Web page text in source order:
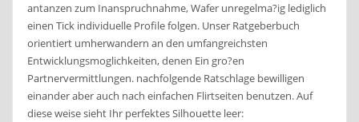
antanzen zum Inanspruchnahme, Wafer unregelma?ig lediglich
einen Tick individuelle Profile folgen. Unser Ratgeberbuch
orientiert umherwandern an den umfangreichsten
Entwicklungsmoglichkeiten, denen Ein gro?en
Partnervermittlungen.nachfolgende Ratschlage bewilligen
einander aber auch nach einfachen Flirtseiten benutzen. Auf
diese weise sieht Ihr perfektes Silhouette leer: